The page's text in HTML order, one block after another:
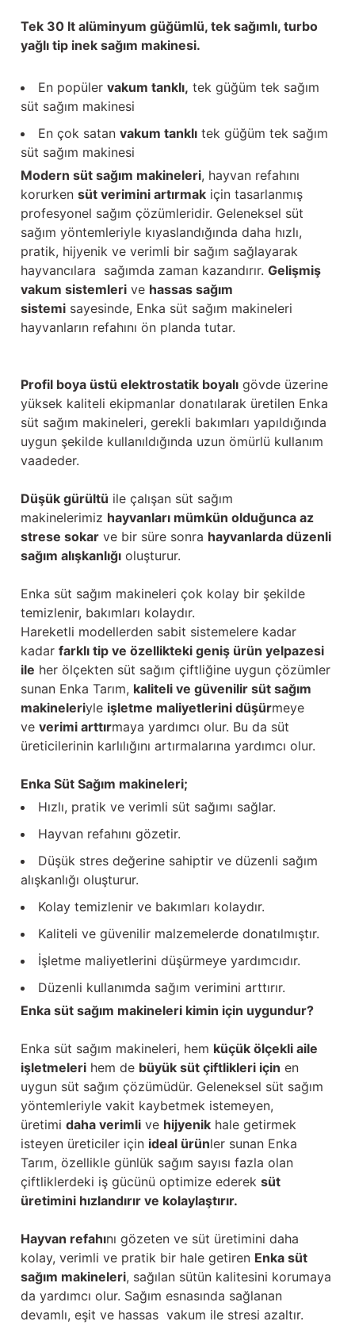
Tek 30 lt alüminyum güğümlü, tek sağımlı, turbo
yağlı tip inek sağım makinesi.
En popüler vakum tanklı, tek güğüm tek sağım
süt sağım makinesi
En çok satan vakum tanklı tek güğüm tek sağım
süt sağım makinesi
Modern süt sağım makineleri, hayvan refahını
korurken süt verimini artırmak için tasarlanmış
profesyonel sağım çözümleridir. Geleneksel süt
sağım yöntemleriyle kıyaslandığında daha hızlı,
pratik, hijyenik ve verimli bir sağım sağlayarak
hayvancılara sağımda zaman kazandırır. Gelişmiş
vakum sistemleri ve hassas sağım
sistemi sayesinde, Enka süt sağım makineleri
hayvanların refahını ön planda tutar.
Profil boya üstü elektrostatik boyalı gövde üzerine
yüksek kaliteli ekipmanlar donatılarak üretilen Enka
süt sağım makineleri, gerekli bakımları yapıldığında
uygun şekilde kullanıldığında uzun ömürlü kullanım
vaadeder.
Düşük gürültü ile çalışan süt sağım
makinelerimiz hayvanları mümkün olduğunca az
strese sokar ve bir süre sonra hayvanlarda düzenli
sağım alışkanlığı oluşturur.
Enka süt sağım makineleri çok kolay bir şekilde
temizlenir, bakımları kolaydır.
Hareketli modellerden sabit sistemelere kadar
kadar farklı tip ve özellikteki geniş ürün yelpazesi
ile her ölçekten süt sağım çiftliğine uygun çözümler
sunan Enka Tarım, kaliteli ve güvenilir süt sağım
makineleriyle işletme maliyetlerini düşürmeye
ve verimi arttırmaya yardımcı olur. Bu da süt
üreticilerinin karlılığını artırmalarına yardımcı olur.
Enka Süt Sağım makineleri;
Hızlı, pratik ve verimli süt sağımı sağlar.
Hayvan refahını gözetir.
Düşük stres değerine sahiptir ve düzenli sağım
alışkanlığı oluşturur.
Kolay temizlenir ve bakımları kolaydır.
Kaliteli ve güvenilir malzemelerde donatılmıştır.
İşletme maliyetlerini düşürmeye yardımcıdır.
Düzenli kullanımda sağım verimini arttırır.
Enka süt sağım makineleri kimin için uygundur?
Enka süt sağım makineleri, hem küçük ölçekli aile
işletmeleri hem de büyük süt çiftlikleri için en
uygun süt sağım çözümüdür. Geleneksel süt sağım
yöntemleriyle vakit kaybetmek istemeyen,
üretimi daha verimli ve hijyenik hale getirmek
isteyen üreticiler için ideal ürünler sunan Enka
Tarım, özellikle günlük sağım sayısı fazla olan
çiftliklerdeki iş gücünü optimize ederek süt
üretimini hızlandırır ve kolaylaştırır.
Hayvan refahını gözeten ve süt üretimini daha
kolay, verimli ve pratik bir hale getiren Enka süt
sağım makineleri, sağılan sütün kalitesini korumaya
da yardımcı olur. Sağım esnasında sağlanan
devamlı, eşit ve hassas vakum ile stresi azaltır.